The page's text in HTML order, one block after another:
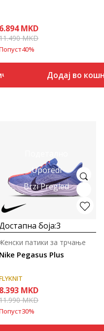
6.894 MKD
MKD
40%
Додај во
Uporedi
Brzi Pregled
боја:3
Nike Pegasus Plus
патики за трчање
8.393 MKD
MKD
30%